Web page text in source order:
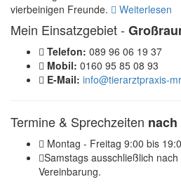
vierbeinigen Freunde.
Weiterlesen
Mein Einsatzgebiet -
Telefon: 089 96 06 19 37
Mobil: 0160 95 85 08 93
E-Mail: info@tierarztpraxis-
Termine & Sprechzeiten
Montag - Freitag 9:00 bis
Samstags ausschließlich
Vereinbarung.